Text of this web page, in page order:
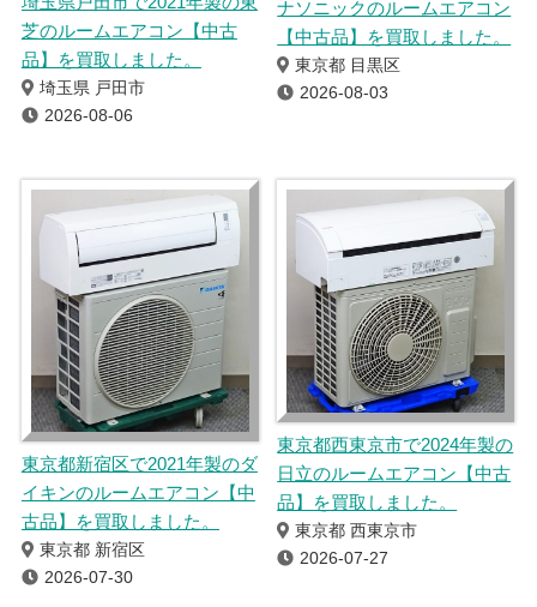
芝のルームエアコン【中古
品】を買取しました。
埼玉県 戸田市
2026-08-06
ナソニックのルームエアコン
【中古品】を買取しました。
東京都 目黒区
2026-08-03
東京都新宿区で2021年製のダ
イキンのルームエアコン【中
古品】を買取しました。
東京都 新宿区
2026-07-30
東京都西東京市で2024年製の
日立のルームエアコン【中古
品】を買取しました。
東京都 西東京市
2026-07-27